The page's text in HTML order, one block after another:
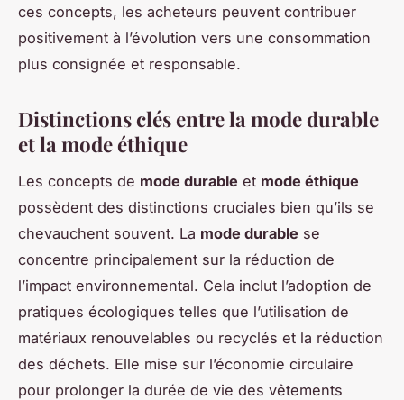
ces concepts, les acheteurs peuvent contribuer
positivement à l’évolution vers une consommation
plus consignée et responsable.
Distinctions clés entre la mode durable
et la mode éthique
Les concepts de mode durable et mode éthique
possèdent des distinctions cruciales bien qu’ils se
chevauchent souvent. La mode durable se
concentre principalement sur la réduction de
l’impact environnemental. Cela inclut l’adoption de
pratiques écologiques telles que l’utilisation de
matériaux renouvelables ou recyclés et la réduction
des déchets. Elle mise sur l’économie circulaire
pour prolonger la durée de vie des vêtements